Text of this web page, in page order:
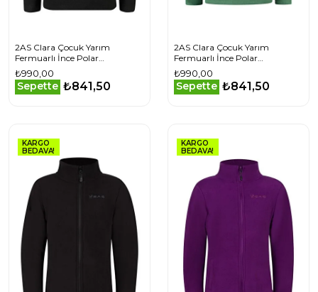
2AS Clara Çocuk Yarım
Fermuarlı İnce Polar
Sweatshirt Siyah
₺990,00
Sepette ₺841,50
2AS Clara Çocuk Yarım
Fermuarlı İnce Polar
Sweatshirt Yeşil
₺990,00
Sepette ₺841,50
KARGO
BEDAVA!
KARGO
BEDAVA!